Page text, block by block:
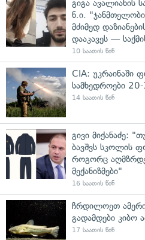
გიგა ავალიანის
ნ.ი.
მძიმედ
დააკავეს —
10 საათის წინ
CIA: უკრაინაში
სამხედროები
14 საათის წინ
გივი მიქანაძე:
ბავშვს სკოლის
როგორც
მექანიზმები"
16 საათის წინ
ჩრდილოეთ
გადამდები კიბო
17 საათის წინ